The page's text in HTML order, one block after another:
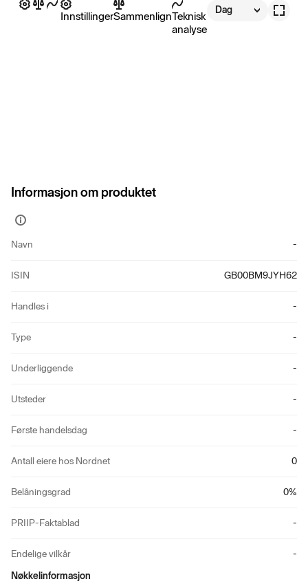
InnstillingerSammenlignTeknisk
analyse
Dag
Informasjon om produktet
Vis
informasjon
Navn -
ISIN GB00BM9JYH62
Handles i -
Type -
Underliggende -
Utsteder -
Første handelsdag -
Antall eiere hos Nordnet 0
Belåningsgrad 0%
PRIIP-Faktablad -
Endelige vilkår
-
Nøkkelinformasjon